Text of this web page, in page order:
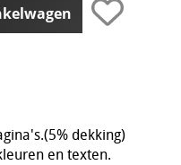
dekking)
en texten.